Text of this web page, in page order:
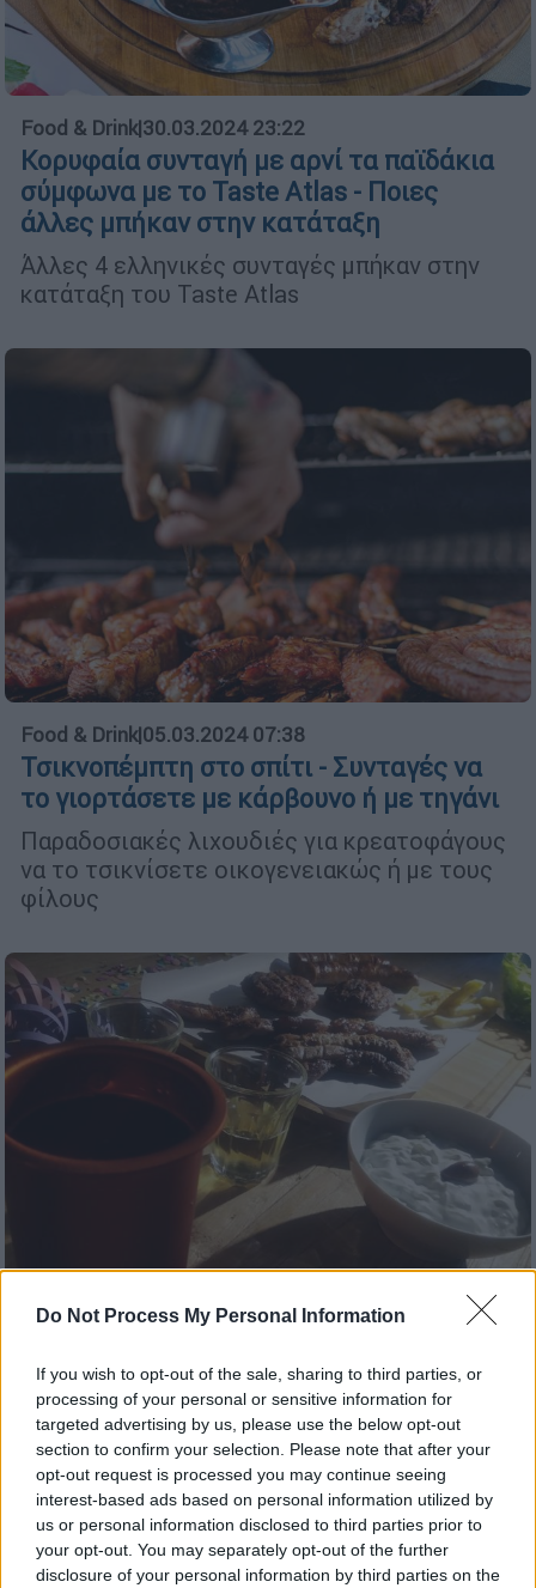
Do Not Process My Personal Information
If you wish to opt-out of the sale, sharing to third parties, or
processing of your personal or sensitive information for
targeted advertising by us, please use the below opt-out
section to confirm your selection. Please note that after your
opt-out request is processed you may continue seeing
interest-based ads based on personal information utilized by
us or personal information disclosed to third parties prior to
your opt-out. You may separately opt-out of the further
disclosure of your personal information by third parties on the
Food & Drink|30.03.2024 23:22
Κορυφαία συνταγή με αρνί τα παϊδάκια
σύμφωνα με το Taste Atlas - Ποιες
άλλες μπήκαν στην κατάταξη
Άλλες 4 ελληνικές συνταγές μπήκαν στην
κατάταξη του Taste Atlas
Food & Drink|05.03.2024 07:38
Τσικνοπέμπτη στο σπίτι - Συνταγές να
το γιορτάσετε με κάρβουνο ή με τηγάνι
Παραδοσιακές λιχουδιές για κρεατοφάγους
να το τσικνίσετε οικογενειακώς ή με τους
φίλους
Τσικνοπέμπτη στο σπίτι με
παντσετούλες, σουβλάκια, παϊδάκια,
τζατζίκι κι όλα τα καλά (Συνταγές)
Για όποιον λόγο και αν επιλέξατε να το
τσικνίσετε στο σπίτι με την οικογένεια ή
καλούς φίλους, εδώ θα βρείτε συνταγές για
παραδοσιακές λιχουδιές.